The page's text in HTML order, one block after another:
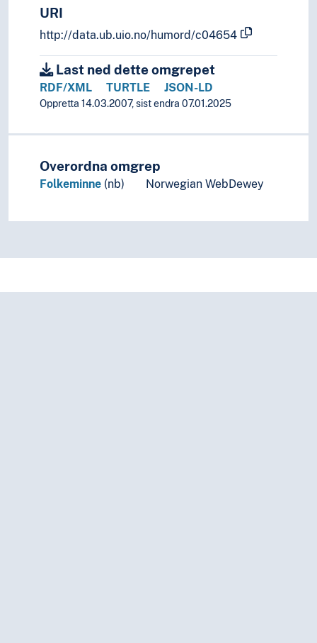
URI
http://data.ub.uio.no/humord/c04654
Last ned dette omgrepet
RDF/XML TURTLE JSON-LD
Oppretta 14.03.2007, sist endra 07.01.2025
Overordna omgrep
Folkeminne (nb) Norwegian WebDewey